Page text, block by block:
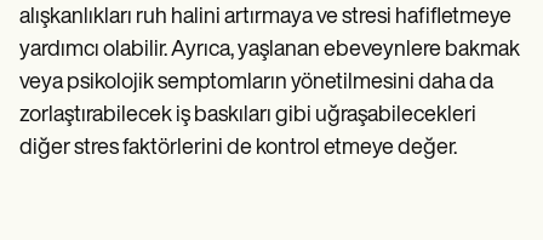
alışkanlıkları ruh halini artırmaya ve stresi hafifletmeye
yardımcı olabilir. Ayrıca, yaşlanan ebeveynlere bakmak
veya psikolojik semptomların yönetilmesini daha da
zorlaştırabilecek iş baskıları gibi uğraşabilecekleri
diğer stres faktörlerini de kontrol etmeye değer.